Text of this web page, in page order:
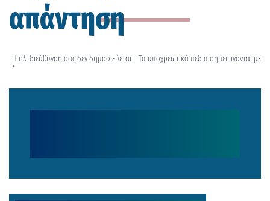
απάντηση
Η ηλ. διεύθυνση σας δεν δημοσιεύεται. Τα υποχρεωτικά πεδία σημειώνονται με
*